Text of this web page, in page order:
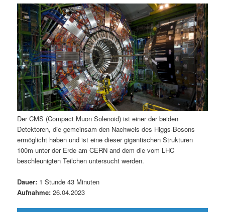
ä
r
e
n
I
n
h
l
n
d
ä
r
e
n
I
h
n
a
v
i
g
a
t
i
o
n
Der CMS (Compact Muon Solenoid) ist einer der beiden
Detektoren, die gemeinsam den Nachweis des Higgs-Bosons
ermöglicht haben und ist eine dieser gigantischen Strukturen
100m unter der Erde am CERN and dem die vom LHC
beschleunigten Teilchen untersucht werden.
Dauer: 1 Stunde 43 Minuten
Aufnahme: 26.04.2023